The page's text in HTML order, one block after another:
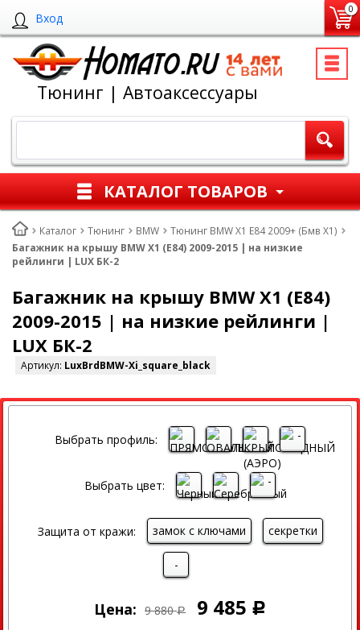
Вход
0
Тюнинг | Автоаксессуары
КАТАЛОГ ТОВАРОВ
Каталог Тюнинг BMW
Тюнинг BMW X1 E84 2009+ (Бмв Х1)
Багажник на крышу BMW X1 (E84) 2009-2015 | на низкие
рейлинги | LUX БК-2
Багажник на крышу BMW X1 (E84)
2009-2015 | на низкие рейлинги |
LUX БК-2
Артикул: LuxBrdBMW-Xi_square_black
СКИДКА
Выбрать профиль:
Выбрать цвет:
Защита от кражи: замок с ключами секретки
-
Цена: 9 880 Р 9 485 Р